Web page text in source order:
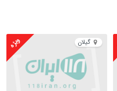
گیلان ویژه